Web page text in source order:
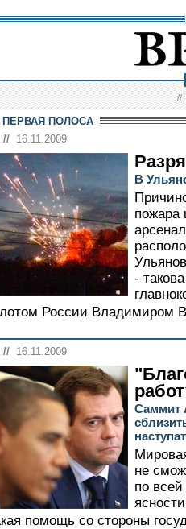
//
ПЕРВАЯ ПОЛОСА
// 16.11.2009
В
пожара
-
России Владимиром
// 16.11.2009
Саммит
не
по
помощь со стороны